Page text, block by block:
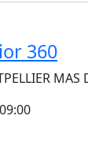
360
MAS